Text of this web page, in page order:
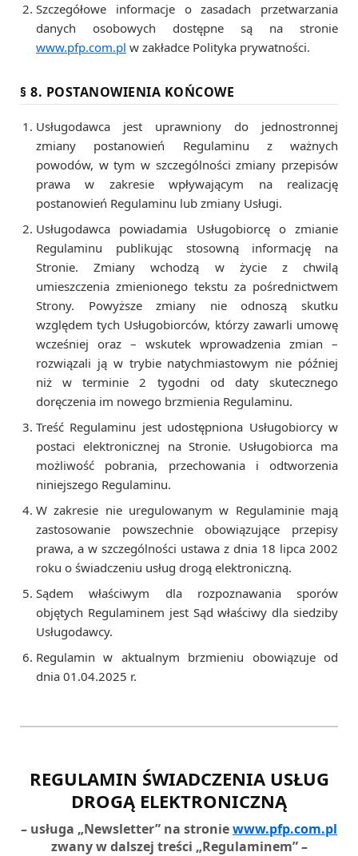
Szczegółowe informacje o zasadach przetwarzania
danych osobowych dostępne są na stronie
www.pfp.com.pl w zakładce Polityka prywatności.
§ 8. POSTANOWIENIA KOŃCOWE
Usługodawca jest uprawniony do jednostronnej
zmiany postanowień Regulaminu z ważnych
powodów, w tym w szczególności zmiany przepisów
prawa w zakresie wpływającym na realizację
postanowień Regulaminu lub zmiany Usługi.
Usługodawca powiadamia Usługobiorcę o zmianie
Regulaminu publikując stosowną informację na
Stronie. Zmiany wchodzą w życie z chwilą
umieszczenia zmienionego tekstu za pośrednictwem
Strony. Powyższe zmiany nie odnoszą skutku
względem tych Usługobiorców, którzy zawarli umowę
wcześniej oraz – wskutek wprowadzenia zmian –
rozwiązali ją w trybie natychmiastowym nie później
niż w terminie 2 tygodni od daty skutecznego
doręczenia im nowego brzmienia Regulaminu.
Treść Regulaminu jest udostępniona Usługobiorcy w
postaci elektronicznej na Stronie. Usługobiorca ma
możliwość pobrania, przechowania i odtworzenia
niniejszego Regulaminu.
W zakresie nie uregulowanym w Regulaminie mają
zastosowanie powszechnie obowiązujące przepisy
prawa, a w szczególności ustawa z dnia 18 lipca 2002
roku o świadczeniu usług drogą elektroniczną.
Sądem właściwym dla rozpoznawania sporów
objętych Regulaminem jest Sąd właściwy dla siedziby
Usługodawcy.
Regulamin w aktualnym brzmieniu obowiązuje od
dnia 01.04.2025 r.
REGULAMIN ŚWIADCZENIA USŁUG
DROGĄ ELEKTRONICZNĄ
– usługa „Newsletter” na stroniewww.pfp.com.pl
zwany w dalszej treści „Regulaminem” –